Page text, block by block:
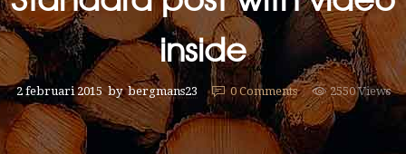
inside
2 februari 2015 by bergmans23 0Comments 2550 Views